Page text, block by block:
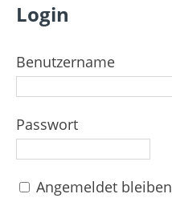
Login
Benutzername
Passwort
Angemeldet bleiben